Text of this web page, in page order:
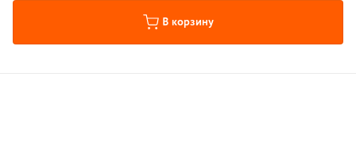
В корзину